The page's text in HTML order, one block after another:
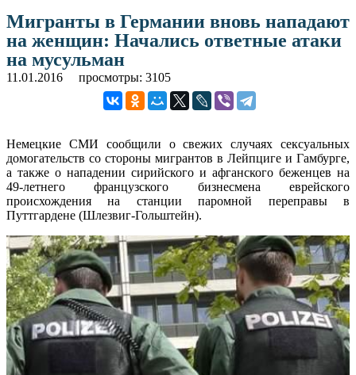
Мигранты в Германии вновь нападают
на женщин: Начались ответные атаки
на мусульман
11.01.2016 просмотры: 3105
Немецкие СМИ сообщили о свежих случаях сексуальных
домогательств со стороны мигрантов в Лейпциге и Гамбурге,
а также о нападении сирийского и афганского беженцев на
49-летнего французского бизнесмена еврейского
происхождения на станции паромной переправы в
Путтгардене (Шлезвиг-Гольштейн).